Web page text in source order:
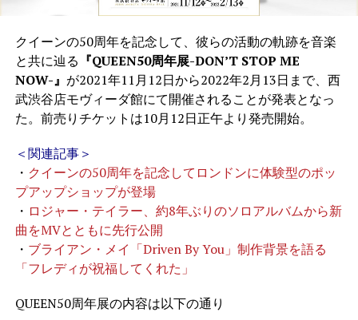
クイーンの50周年を記念して、彼らの活動の軌跡を音楽
と共に辿る 『QUEEN50周年展-DON’T STOP ME
NOW-』 が2021年11月12日から2022年2月13日まで、西
武渋谷店モヴィーダ館にて開催されることが発表となっ
た。前売りチケットは10月12日正午より発売開始。
＜関連記事＞
・ クイーンの50周年を記念してロンドンに体験型のポッ
プアップショップが登場
・ ロジャー・テイラー、約8年ぶりのソロアルバムから新
曲をMVとともに先行公開
・ ブライアン・メイ「Driven By You」制作背景を語る
「フレディが祝福してくれた」
QUEEN50周年展の内容は以下の通り